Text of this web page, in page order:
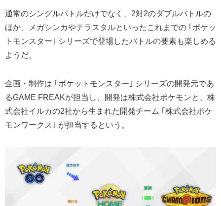
通常のシングルバトルだけでなく、2対2のダブルバトルの
ほか、メガシンカやテラスタルといったこれまでの ｢ポケッ
トモンスター｣ シリーズで登場したバトルの要素も楽しめる
ようだ。
企画・制作は ｢ポケットモンスター｣ シリーズの開発元であ
るGAME FREAKが担当し、開発は株式会社ポケモンと、株
式会社イルカの2社から生まれた開発チーム ｢株式会社ポケ
モンワークス｣ が担当するという。